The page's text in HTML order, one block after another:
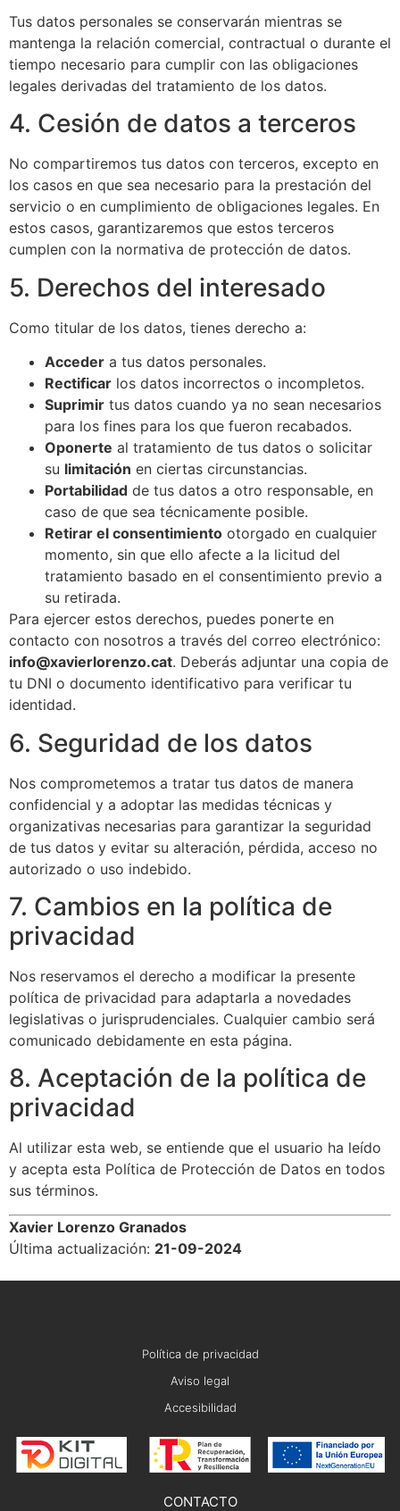
Tus datos personales se conservarán mientras se
mantenga la relación comercial, contractual o durante el
tiempo necesario para cumplir con las obligaciones
legales derivadas del tratamiento de los datos.
4. Cesión de datos a terceros
No compartiremos tus datos con terceros, excepto en
los casos en que sea necesario para la prestación del
servicio o en cumplimiento de obligaciones legales. En
estos casos, garantizaremos que estos terceros
cumplen con la normativa de protección de datos.
5. Derechos del interesado
Como titular de los datos, tienes derecho a:
Acceder a tus datos personales.
Rectificar los datos incorrectos o incompletos.
Suprimir tus datos cuando ya no sean necesarios
para los fines para los que fueron recabados.
Oponerte al tratamiento de tus datos o solicitar
su limitación en ciertas circunstancias.
Portabilidad de tus datos a otro responsable, en
caso de que sea técnicamente posible.
Retirar el consentimiento otorgado en cualquier
momento, sin que ello afecte a la licitud del
tratamiento basado en el consentimiento previo a
su retirada.
Para ejercer estos derechos, puedes ponerte en
contacto con nosotros a través del correo electrónico:
info@xavierlorenzo.cat. Deberás adjuntar una copia de
tu DNI o documento identificativo para verificar tu
identidad.
6. Seguridad de los datos
Nos comprometemos a tratar tus datos de manera
confidencial y a adoptar las medidas técnicas y
organizativas necesarias para garantizar la seguridad
de tus datos y evitar su alteración, pérdida, acceso no
autorizado o uso indebido.
7. Cambios en la política de
privacidad
Nos reservamos el derecho a modificar la presente
política de privacidad para adaptarla a novedades
legislativas o jurisprudenciales. Cualquier cambio será
comunicado debidamente en esta página.
8. Aceptación de la política de
privacidad
Al utilizar esta web, se entiende que el usuario ha leído
y acepta esta Política de Protección de Datos en todos
sus términos.
Xavier Lorenzo Granados
Última actualización: 21-09-2024
Política de privacidad
Aviso legal
Accesibilidad
CONTACTO